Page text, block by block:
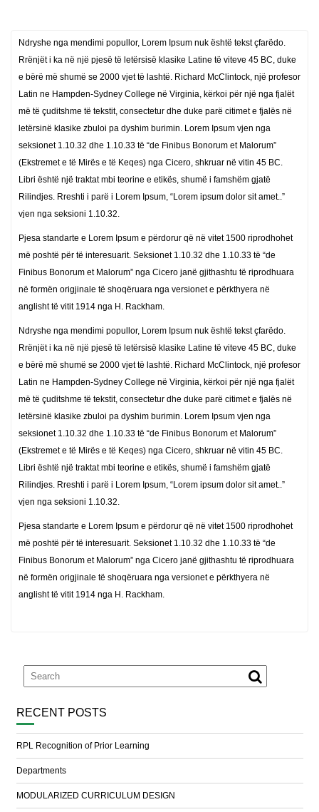
Ndryshe nga mendimi popullor, Lorem Ipsum nuk është tekst çfarëdo.
Rrënjët i ka në një pjesë të letërsisë klasike Latine të viteve 45 BC, duke
e bërë më shumë se 2000 vjet të lashtë. Richard McClintock, një profesor
Latin ne Hampden-Sydney College në Virginia, kërkoi për një nga fjalët
më të çuditshme të tekstit, consectetur dhe duke parë citimet e fjalës në
letërsinë klasike zbuloi pa dyshim burimin. Lorem Ipsum vjen nga
seksionet 1.10.32 dhe 1.10.33 të “de Finibus Bonorum et Malorum”
(Ekstremet e të Mirës e të Keqes) nga Cicero, shkruar në vitin 45 BC.
Libri është një traktat mbi teorine e etikës, shumë i famshëm gjatë
Rilindjes. Rreshti i parë i Lorem Ipsum, “Lorem ipsum dolor sit amet..”
vjen nga seksioni 1.10.32.
Pjesa standarte e Lorem Ipsum e përdorur që në vitet 1500 riprodhohet
më poshtë për të interesuarit. Seksionet 1.10.32 dhe 1.10.33 të “de
Finibus Bonorum et Malorum” nga Cicero janë gjithashtu të riprodhuara
në formën origjinale të shoqëruara nga versionet e përkthyera në
anglisht të vitit 1914 nga H. Rackham.
Ndryshe nga mendimi popullor, Lorem Ipsum nuk është tekst çfarëdo.
Rrënjët i ka në një pjesë të letërsisë klasike Latine të viteve 45 BC, duke
e bërë më shumë se 2000 vjet të lashtë. Richard McClintock, një profesor
Latin ne Hampden-Sydney College në Virginia, kërkoi për një nga fjalët
më të çuditshme të tekstit, consectetur dhe duke parë citimet e fjalës në
letërsinë klasike zbuloi pa dyshim burimin. Lorem Ipsum vjen nga
seksionet 1.10.32 dhe 1.10.33 të “de Finibus Bonorum et Malorum”
(Ekstremet e të Mirës e të Keqes) nga Cicero, shkruar në vitin 45 BC.
Libri është një traktat mbi teorine e etikës, shumë i famshëm gjatë
Rilindjes. Rreshti i parë i Lorem Ipsum, “Lorem ipsum dolor sit amet..”
vjen nga seksioni 1.10.32.
Pjesa standarte e Lorem Ipsum e përdorur që në vitet 1500 riprodhohet
më poshtë për të interesuarit. Seksionet 1.10.32 dhe 1.10.33 të “de
Finibus Bonorum et Malorum” nga Cicero janë gjithashtu të riprodhuara
në formën origjinale të shoqëruara nga versionet e përkthyera në
anglisht të vitit 1914 nga H. Rackham.
RECENT POSTS
RPL Recognition of Prior Learning
Departments
MODULARIZED CURRICULUM DESIGN